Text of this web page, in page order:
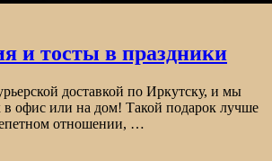
и тосты в праздники
доставкой по Иркутску, и мы
в офис или на дом! Такой подарок лучше
отношении, …